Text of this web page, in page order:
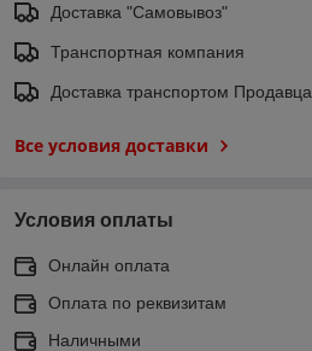
Доставка "Самовывоз"
Транспортная компания
Доставка транспортом Продавца
Все условия доставки
Условия оплаты
Онлайн оплата
Оплата по реквизитам
Наличными